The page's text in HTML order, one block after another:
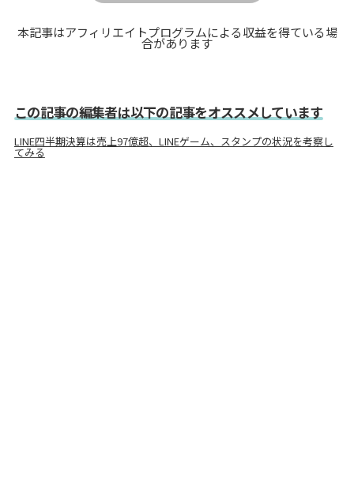
本記事はアフィリエイトプログラムによる収益を得ている場
合があります
この記事の編集者は以下の記事をオススメしています
LINE四半期決算は売上97億超、LINEゲーム、スタンプの状況を考察し
てみる